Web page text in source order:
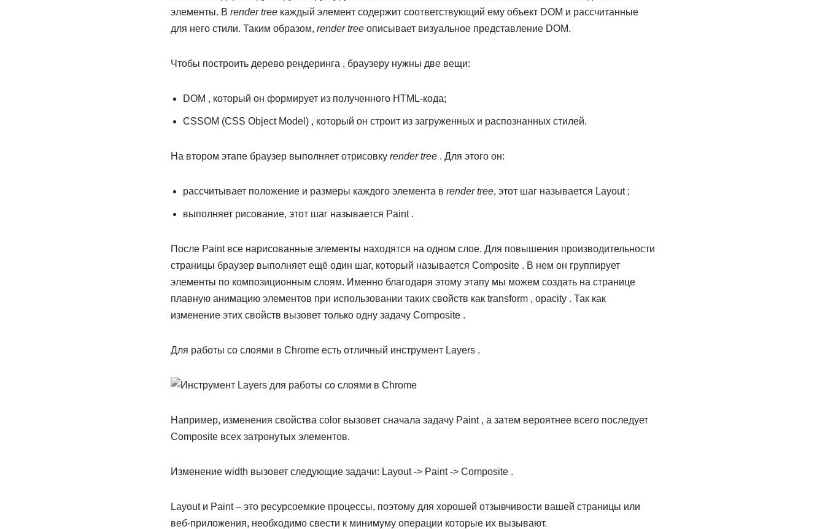
элементы. В render treeкаждый элемент содержит соответствующий ему объект DOM и рассчитанные
для него стили. Таким образом, render treeописывает визуальное представление DOM.
Чтобы построить дерево рендеринга , браузеру нужны две вещи:
DOM , который он формирует из полученного HTML-кода;
CSSOM (CSS Object Model) , который он строит из загруженных и распознанных стилей.
На втором этапе браузер выполняет отрисовку render tree. Для этого он:
рассчитывает положение и размеры каждого элемента в render tree, этот шаг называется Layout ;
выполняет рисование, этот шаг называется Paint .
После Paint все нарисованные элементы находятся на одном слое. Для повышения производительности
страницы браузер выполняет ещё один шаг, который называется Composite . В нем он группирует
элементы по композиционным слоям. Именно благодаря этому этапу мы можем создать на странице
плавную анимацию элементов при использовании таких свойств как transform , opacity . Так как
изменение этих свойств вызовет только одну задачу Composite .
Для работы со слоями в Chrome есть отличный инструмент Layers .
Например, изменения свойства color вызовет сначала задачу Paint , а затем вероятнее всего последует
Composite всех затронутых элементов.
Изменение width вызовет следующие задачи: Layout -> Paint -> Composite .
Layout и Paint – это ресурсоемкие процессы, поэтому для хорошей отзывчивости вашей страницы или
веб-приложения, необходимо свести к минимуму операции которые их вызывают.